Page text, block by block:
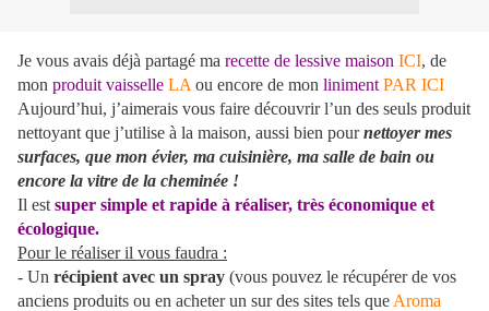
Je vous avais déjà partagé ma recette de lessive maison ICI, de
mon produit vaisselle LA ou encore de mon liniment PAR ICI
Aujourd’hui, j’aimerais vous faire découvrir l’un des seuls produit
nettoyant que j’utilise à la maison, aussi bien pournettoyer mes
surfaces, que mon évier, ma cuisinière, ma salle de bain ou
encore la vitre de la cheminée !
Il est super simple et rapide à réaliser, très économique et
écologique.
Pour le réaliser il vous faudra :
- Un récipient avec un spray (vous pouvez le récupérer de vos
anciens produits ou en acheter un sur des sites tels que Aroma